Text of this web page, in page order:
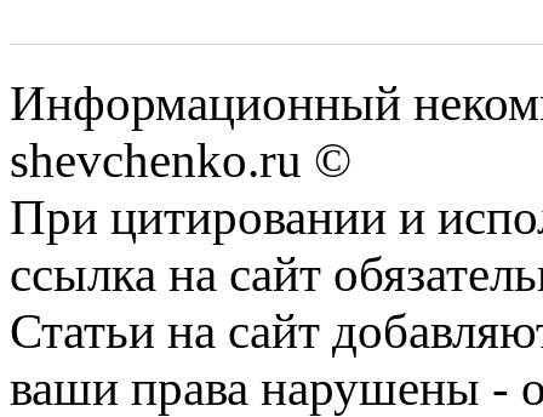
Информационный
shevchenko.ru ©
При цитировании и
ссылка на сайт
Статьи на сайт
ваши права нарушены -